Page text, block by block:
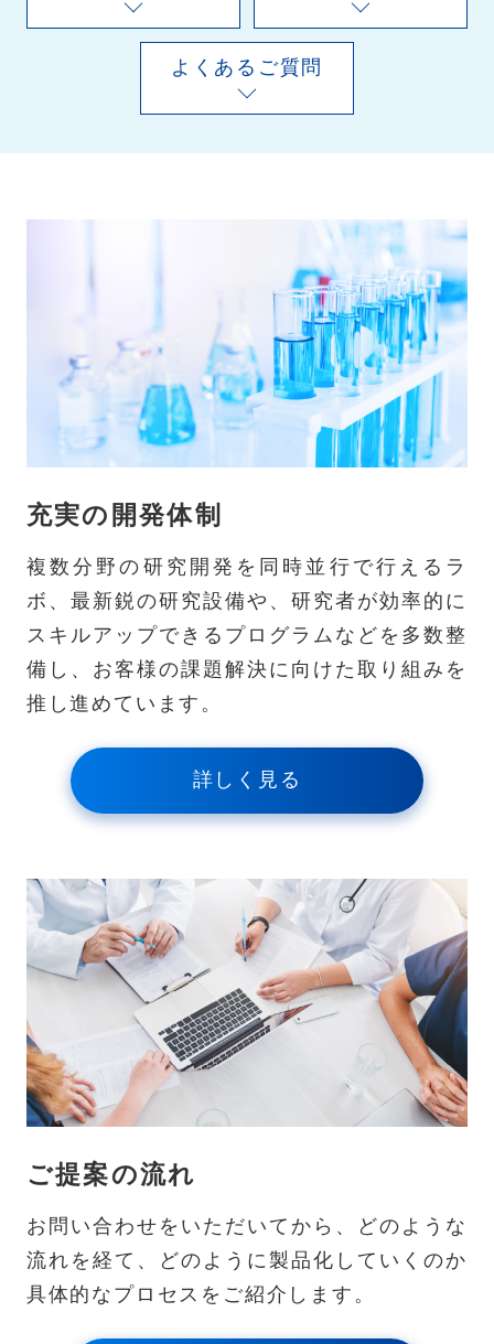
よくあるご質問
充実の開発体制
複数分野の研究開発を同時並行で行えるラ
ボ、最新鋭の研究設備や、研究者が効率的に
スキルアップできるプログラムなどを多数整
備し、お客様の課題解決に向けた取り組みを
推し進めています。
詳しく見る
ご提案の流れ
お問い合わせをいただいてから、どのような
流れを経て、どのように製品化していくのか
具体的なプロセスをご紹介します。